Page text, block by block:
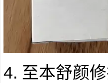
4. 至本舒颜